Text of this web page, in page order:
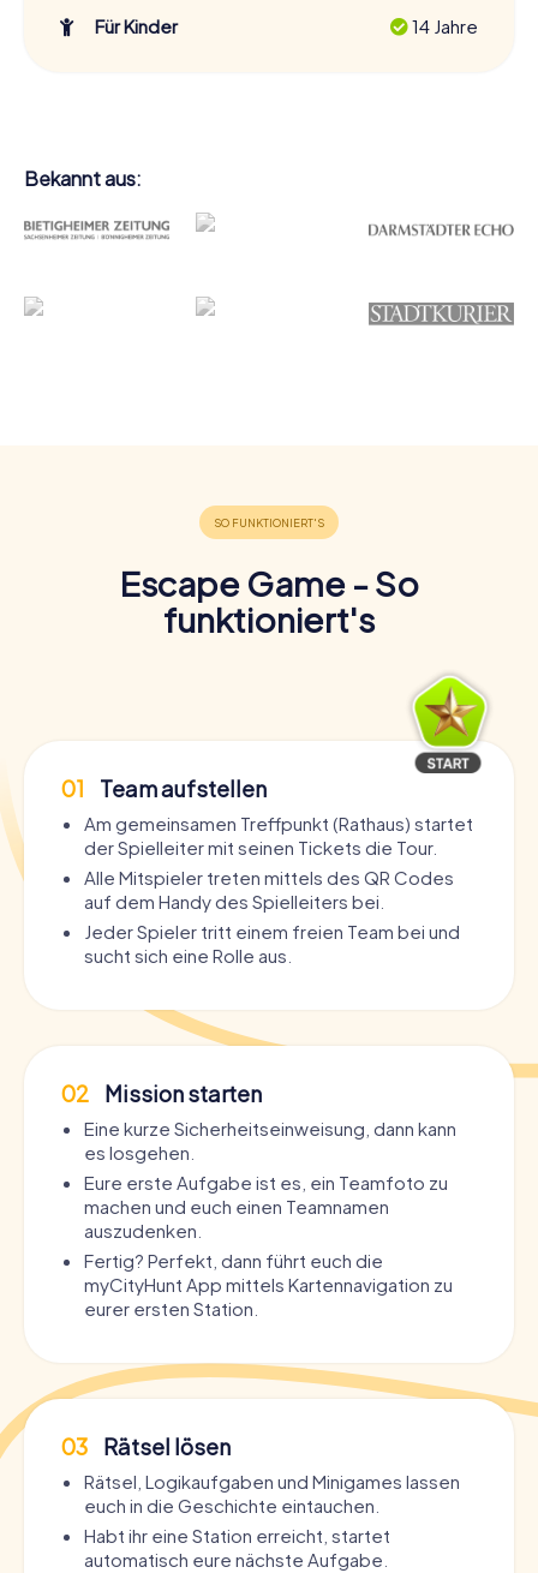
Für Kinder 14 Jahre
Bekannt aus:
Escape Game - So
funktioniert's
01 Team aufstellen
Am gemeinsamen Treffpunkt (Rathaus) startet
der Spielleiter mit seinen Tickets die Tour.
Alle Mitspieler treten mittels des QR Codes
auf dem Handy des Spielleiters bei.
Jeder Spieler tritt einem freien Team bei und
sucht sich eine Rolle aus.
02 Mission starten
Eine kurze Sicherheitseinweisung, dann kann
es losgehen.
Eure erste Aufgabe ist es, ein Teamfoto zu
machen und euch einen Teamnamen
auszudenken.
Fertig? Perfekt, dann führt euch die
myCityHunt App mittels Kartennavigation zu
eurer ersten Station.
03 Rätsel lösen
Rätsel, Logikaufgaben und Minigames lassen
euch in die Geschichte eintauchen.
Habt ihr eine Station erreicht, startet
automatisch eure nächste Aufgabe.